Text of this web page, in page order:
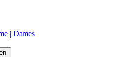
| Dames